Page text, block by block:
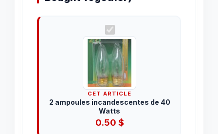
CET ARTICLE
2 ampoules incandescentes de 40
Watts
0.50 $